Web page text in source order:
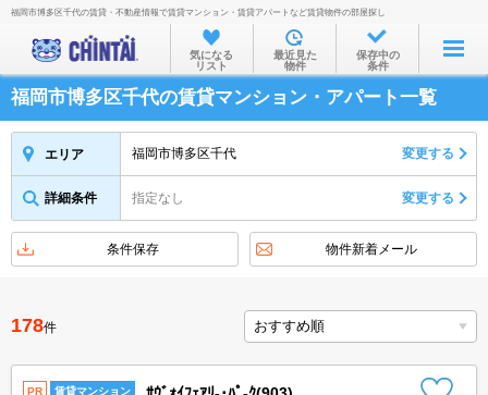
お部屋を探す
沿線・駅から
住所から
家賃相場から
物件特集から
不動産会社から
TOP
福岡市博多区千代の賃貸・不動産情報で賃貸マンション・賃貸アパートなど賃貸物件の部屋探し
気になる
リスト
最近見た
物件
保存中の
条件
福岡市博多区千代の賃貸マンション・アパート一覧
エリア 福岡市博多区千代 変更する
詳細条件 指定なし 変更する
条件保存 物件新着メール
178件
PR 賃貸マンション